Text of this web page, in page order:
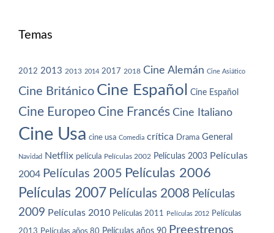
Temas
2012 2013 2013 2014 2017 2018 Cine Alemán Cine Asiático
Cine Británico Cine Español Cine Español
Cine Europeo Cine Francés Cine Italiano
Cine Usa cine usa Comedia crítica Drama General
Navidad Netflix película Películas 2002 Películas 2003 Películas
2004 Películas 2005 Películas 2006
Películas 2007 Películas 2008 Películas
2009 Películas 2010 Películas 2011 Películas 2012 Películas
2013 Películas años 80 Películas años 90 Preestrenos